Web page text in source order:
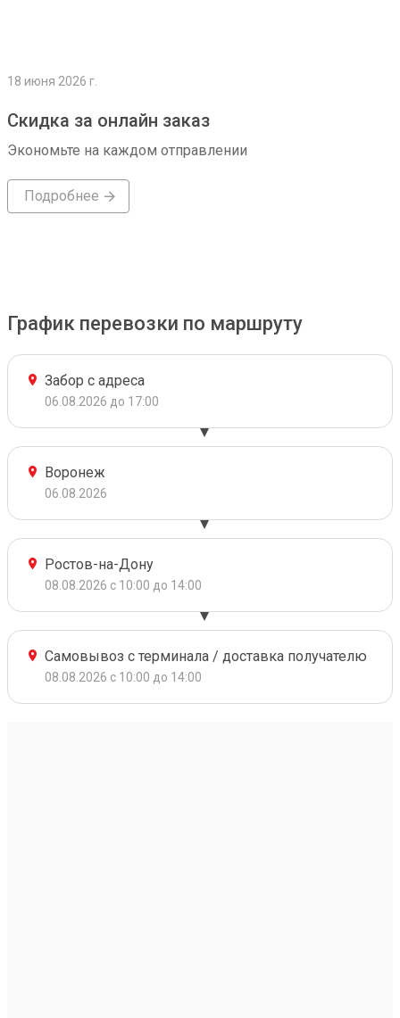
18 июня 2026 г.
Скидка за онлайн заказ
Экономьте на каждом отправлении
Подробнее
График перевозки по маршруту
Забор с адреса
06.08.2026 до 17:00
Воронеж
06.08.2026
Ростов-на-Дону
08.08.2026 с 10:00 до 14:00
Самовывоз с терминала / доставка получателю
08.08.2026 с 10:00 до 14:00